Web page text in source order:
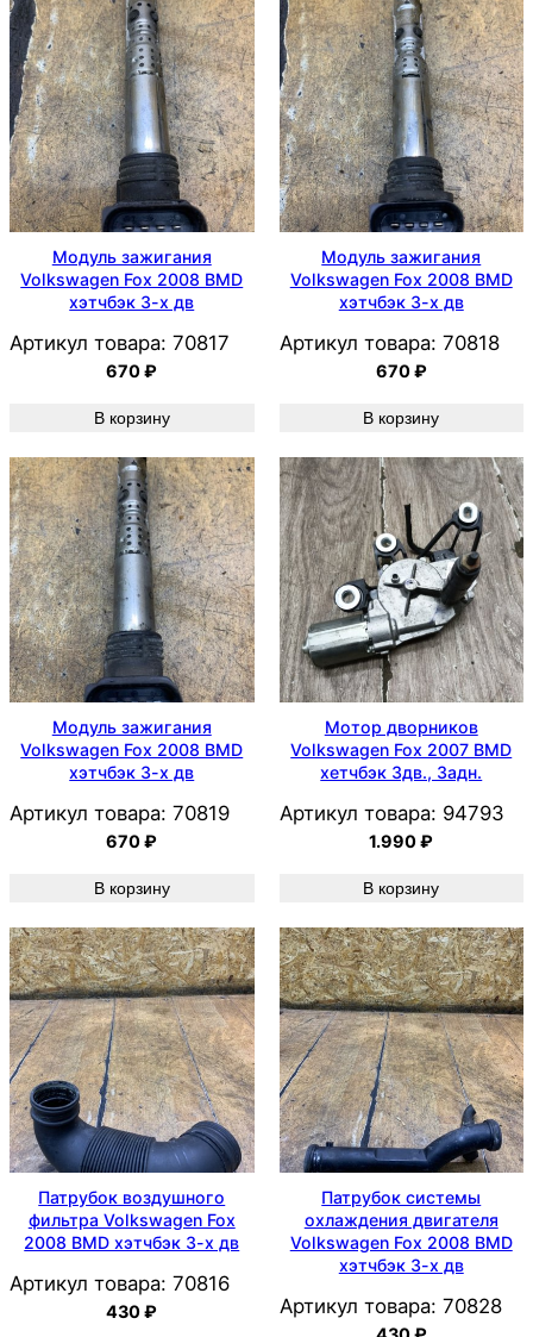
Модуль зажигания
Volkswagen Fox 2008 BMD
хэтчбэк 3-х дв
Артикул товара: 70817
670₽
В корзину
Модуль зажигания
Volkswagen Fox 2008 BMD
хэтчбэк 3-х дв
Артикул товара: 70818
670₽
В корзину
Модуль зажигания
Volkswagen Fox 2008 BMD
хэтчбэк 3-х дв
Артикул товара: 70819
670₽
В корзину
Мотор дворников
Volkswagen Fox 2007 BMD
хетчбэк 3дв., Задн.
Артикул товара: 94793
1.990₽
В корзину
Патрубок воздушного
фильтра Volkswagen Fox
2008 BMD хэтчбэк 3-х дв
Артикул товара: 70816
430₽
Патрубок системы
охлаждения двигателя
Volkswagen Fox 2008 BMD
хэтчбэк 3-х дв
Артикул товара: 70828